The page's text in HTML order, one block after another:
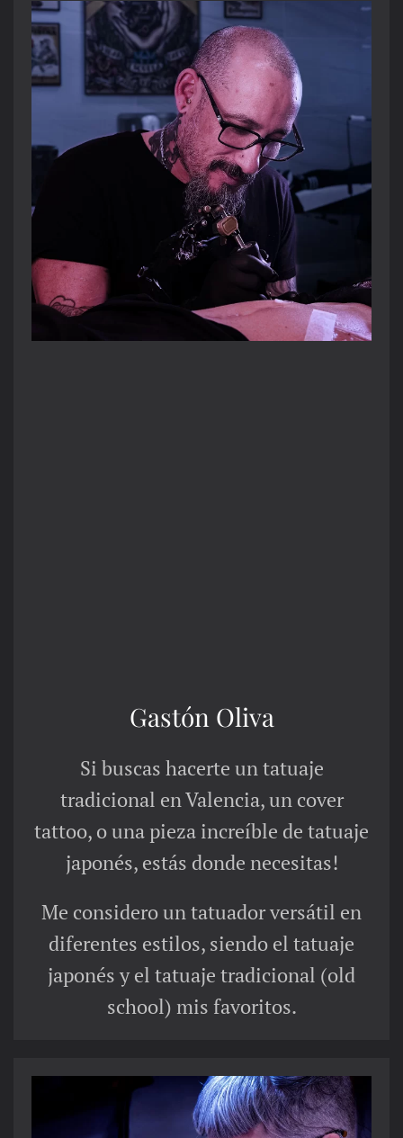
Gastón Oliva
Si buscas hacerte un tatuaje
tradicional en Valencia, un cover
tattoo, o una pieza increíble de tatuaje
japonés, estás donde necesitas!
Me considero un tatuador versátil en
diferentes estilos, siendo el tatuaje
japonés y el tatuaje tradicional (old
school) mis favoritos.